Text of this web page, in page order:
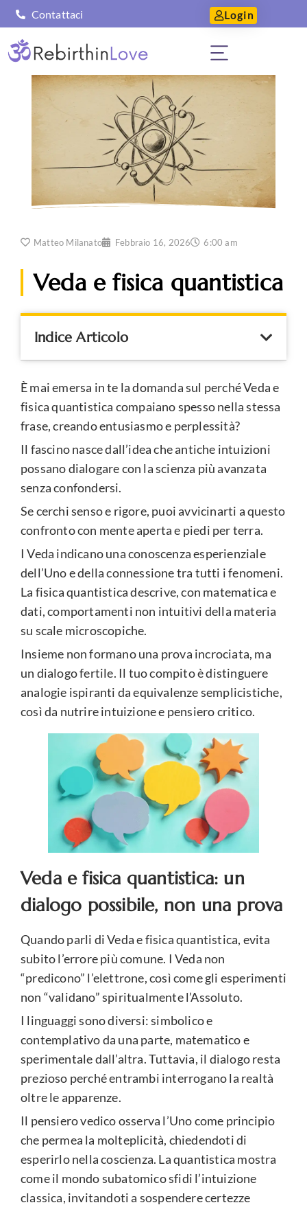
Contattaci Login
Matteo Milanato Febbraio 16, 2026 6:00 am
Veda e fisica quantistica
Indice Articolo
È mai emersa in te la domanda sul perché Veda e
fisica quantistica compaiano spesso nella stessa
frase, creando entusiasmo e perplessità?
Il fascino nasce dall’idea che antiche intuizioni
possano dialogare con la scienza più avanzata
senza confondersi.
Se cerchi senso e rigore, puoi avvicinarti a questo
confronto con mente aperta e piedi per terra.
I Veda indicano una conoscenza esperienziale
dell’Uno e della connessione tra tutti i fenomeni.
La fisica quantistica descrive, con matematica e
dati, comportamenti non intuitivi della materia
su scale microscopiche.
Insieme non formano una prova incrociata, ma
un dialogo fertile. Il tuo compito è distinguere
analogie ispiranti da equivalenze semplicistiche,
così da nutrire intuizione e pensiero critico.
Veda e fisica quantistica: un
dialogo possibile, non una prova
Quando parli di Veda e fisica quantistica, evita
subito l’errore più comune. I Veda non
“predicono” l’elettrone, così come gli esperimenti
non “validano” spiritualmente l’Assoluto.
I linguaggi sono diversi: simbolico e
contemplativo da una parte, matematico e
sperimentale dall’altra. Tuttavia, il dialogo resta
prezioso perché entrambi interrogano la realtà
oltre le apparenze.
Il pensiero vedico osserva l’Uno come principio
che permea la molteplicità, chiedendoti di
esperirlo nella coscienza. La quantistica mostra
come il mondo subatomico sfidi l’intuizione
classica, invitandoti a sospendere certezze